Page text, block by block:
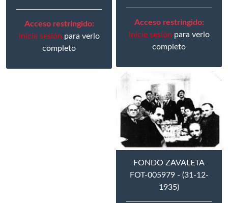
Acceso restringido:
Inicie sesión para verlo
completo
Acceso restringido:
Inicie sesión para verlo
completo
FONDO ZAVALETA
FOT-005979 - (31-12-
1935)